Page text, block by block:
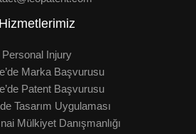
Hizmetlerimiz
Personal Injury
Marka Başvurusu
Patent Başvurusu
Tasarım Uygulaması
Mülkiyet Danışmanlığı